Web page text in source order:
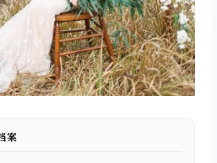
案